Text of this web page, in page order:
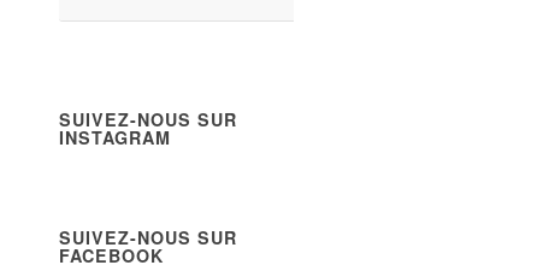
SUIVEZ-NOUS SUR
INSTAGRAM
SUIVEZ-NOUS SUR
FACEBOOK